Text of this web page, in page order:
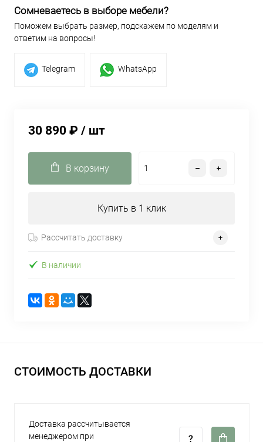
Сомневаетесь в выборе мебели?
Поможем выбрать размер, подскажем по моделям и
ответим на вопросы!
Telegram WhatsApp
30 890 ₽ / шт
В корзину
Купить в 1 клик
Рассчитать доставку
В наличии
СТОИМОСТЬ ДОСТАВКИ
Доставка рассчитывается
менеджером при